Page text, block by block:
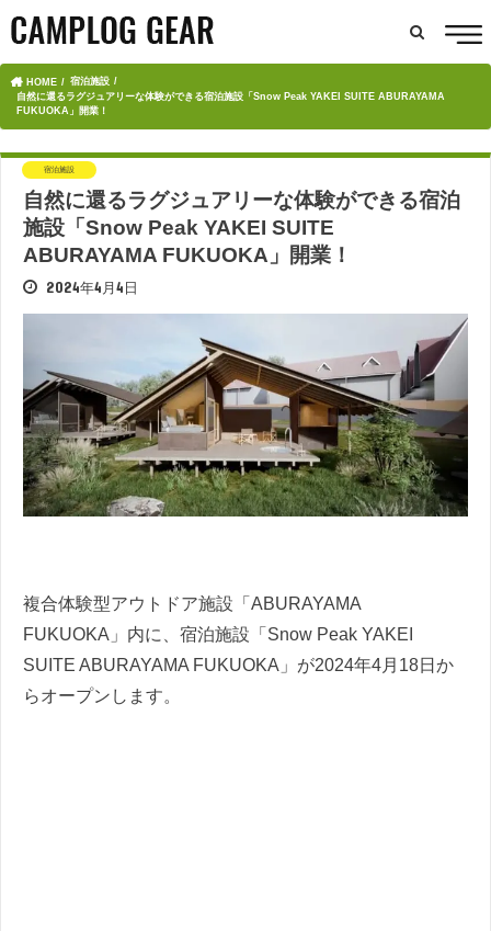
HOME
宿泊施設
自然に還るラグジュアリーな体験ができる宿泊施設「Snow Peak YAKEI SUITE ABURAYAMA
FUKUOKA」開業！
宿泊施設
自然に還るラグジュアリーな体験ができる宿泊
施設「Snow Peak YAKEI SUITE
ABURAYAMA FUKUOKA」開業！
2024年4月4日
複合体験型アウトドア施設「ABURAYAMA
FUKUOKA」内に、宿泊施設「Snow Peak YAKEI
SUITE ABURAYAMA FUKUOKA」が2024年4月18日か
らオープンします。